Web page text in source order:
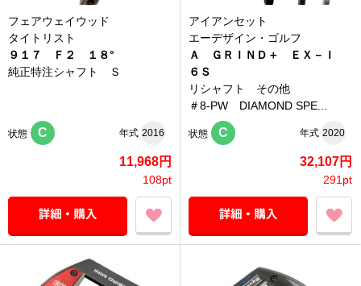
フェアウェイウッド
タイトリスト
９１７ Ｆ２ １８°
純正特注シャフト Ｓ
状態 C 年式 2016
11,968円
108pt
アイアンセット
エーデザイン・ゴルフ
Ａ ＧＲＩＮＤ＋ ＥＸ－Ｉ
６Ｓ
リシャフト その他
＃8-PW DIAMOND SPE...
状態 C 年式 2020
32,107円
291pt